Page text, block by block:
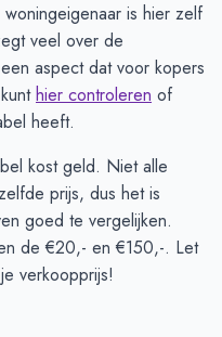
is hier zelf
veel over de
aspect dat voor kopers
hier controleren of
heeft.
kost geld. Niet alle
prijs, dus het is
goed te vergelijken.
de €20,- en €150,-. Let
verkoopprijs!